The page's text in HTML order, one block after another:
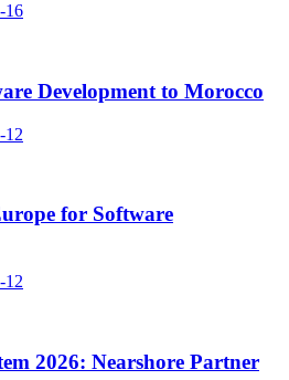
16
Development to Morocco
12
for Software
12
2026: Nearshore Partner